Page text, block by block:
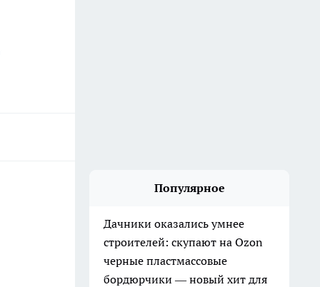
Популярное
Дачники оказались умнее
строителей: скупают на Ozon
черные пластмассовые
бордюрчики — новый хит для